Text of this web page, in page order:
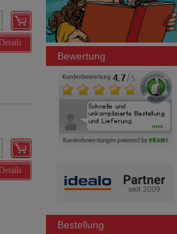
Details
Details
Bewertung
Bestellung